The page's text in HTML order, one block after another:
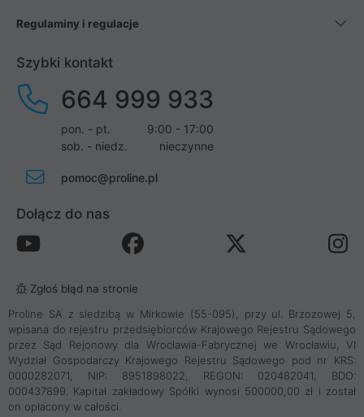
Regulaminy i regulacje
Szybki kontakt
664 999 933
pon. - pt.
9:00 - 17:00
sob. - niedz.
nieczynne
pomoc@proline.pl
Dołącz do nas
Zgłoś błąd na stronie
Proline SA z siedzibą w Mirkowie (55-095), przy ul. Brzozowej 5,
wpisana do rejestru przedsiębiorców Krajowego Rejestru Sądowego
przez Sąd Rejonowy dla Wrocławia-Fabrycznej we Wrocławiu, VI
Wydział Gospodarczy Krajowego Rejestru Sądowego pod nr KRS:
0000282071, NIP: 8951898022, REGON: 020482041, BDO:
000437899. Kapitał zakładowy Spółki wynosi 500000,00 zł i został
on opłacony w całości.